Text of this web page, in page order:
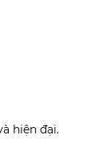
hiện đại.